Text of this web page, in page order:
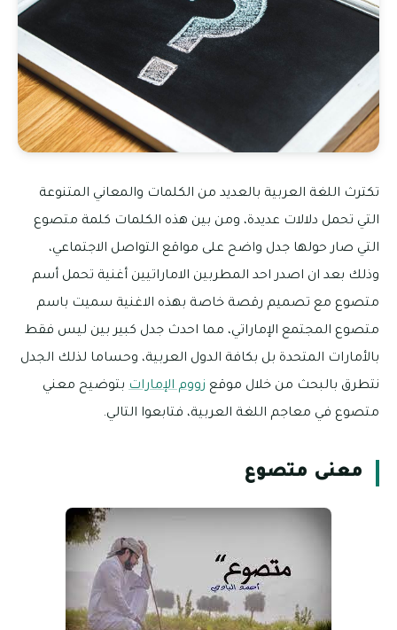
تكترث اللغة العربية بالعديد من الكلمات والمعاني المتنوعة
التي تحمل دلالات عديدة، ومن بين هذه الكلمات كلمة متصوع
التي صار حولها جدل واضح على مواقع التواصل الاجتماعي،
وذلك بعد ان اصدر احد المطربين الاماراتيين أغنية تحمل أسم
متصوع مع تصميم رقصة خاصة بهذه الاغنية سميت باسم
متصوع المجتمع الإماراتي، مما احدث جدل كبير بين ليس فقط
بالأمارات المتحدة بل بكافة الدول العربية، وحساما لذلك الجدل
نتطرق بالبحث من خلال موقع زووم الإمارات بتوضيح معني
متصوع في معاجم اللغة العربية، فتابعوا التالي.
معنى متصوع